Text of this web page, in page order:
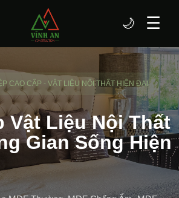
☰
🌙
CAO CẤP - VẬT LIỆU NỘI THẤT HIỆN ĐẠI
Vật Liệu Nội Thất
Gian Sống Hiện